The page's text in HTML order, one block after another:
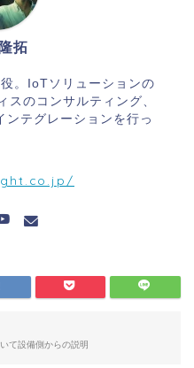
拓
。IoTソリューションの
スのコンサルティング、
テグレーションを行っ
て設備側からの説明